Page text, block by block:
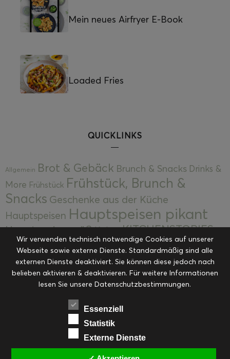
Mein neues Airfryer E-Book
Loaded Fries
QUICKLINKS
Allgemein Brot & Gebäck Brunch & Snacks Drinks &
More Frühstück Frühstück, Brunch &
Snacks Geschenke aus der Küche
Hauptspeisen Hauptspeisen pikant
Hauptspeisen süßKekseKITCHENSTORIES
Kuchen, Torten & Desserts Kuchen und
Desserts Kulinarik Kulinarische Mitbringsel &
Eingemachtes Ohne Kategorie Ostern Resteküche
RezepteSaisonalSliderStartseite
Suppen, Salate & Vorspeisen
Vorspeisen, Salate & Suppen
Weihnachten Workshops & Events
Wir verwenden technisch notwendige Cookies auf unserer
Webseite sowie externe Dienste. Standardmäßig sind alle
externen Dienste deaktiviert. Sie können diese jedoch nach
belieben aktivieren & deaktivieren. Für weitere Informationen
lesen Sie unsere Datenschutzbestimmungen.
Essenziell
Statistik
Externe Dienste